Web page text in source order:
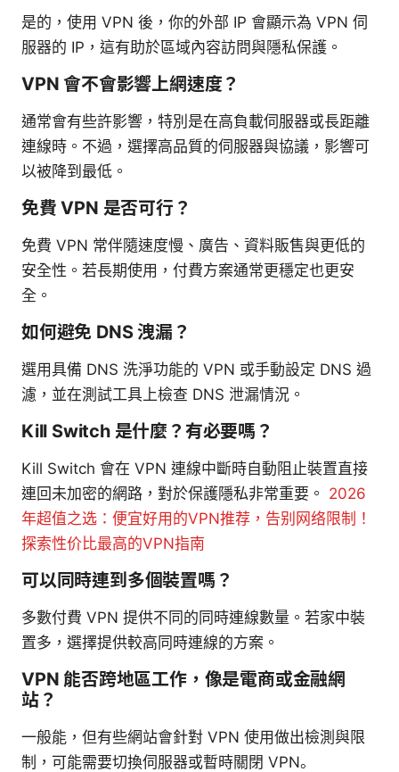
是的，使用 VPN 後，你的外部 IP 會顯示為 VPN 伺
服器的 IP，這有助於區域內容訪問與隱私保護。
VPN 會不會影響上網速度？
通常會有些許影響，特別是在高負載伺服器或長距離
連線時。不過，選擇高品質的伺服器與協議，影響可
以被降到最低。
免費 VPN 是否可行？
免費 VPN 常伴隨速度慢、廣告、資料販售與更低的
安全性。若長期使用，付費方案通常更穩定也更安
全。
如何避免 DNS 洩漏？
選用具備 DNS 洗淨功能的 VPN 或手動設定 DNS 過
濾，並在測試工具上檢查 DNS 泄漏情況。
Kill Switch 是什麼？有必要嗎？
Kill Switch 會在 VPN 連線中斷時自動阻止裝置直接
連回未加密的網路，對於保護隱私非常重要。 2026
年超值之选：便宜好用的VPN推荐，告别网络限制！
探索性价比最高的VPN指南
可以同時連到多個裝置嗎？
多數付費 VPN 提供不同的同時連線數量。若家中裝
置多，選擇提供較高同時連線的方案。
VPN 能否跨地區工作，像是電商或金融網
站？
一般能，但有些網站會針對 VPN 使用做出檢測與限
制，可能需要切換伺服器或暫時關閉 VPN。